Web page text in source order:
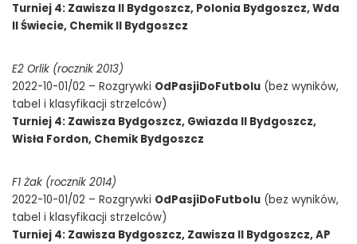
Turniej 4: Zawisza II Bydgoszcz, Polonia Bydgoszcz, Wda
II Świecie, Chemik II Bydgoszcz
E2 Orlik (rocznik 2013)
2022-10-01/02 – Rozgrywki OdPasjiDoFutbolu (bez wyników,
tabel i klasyfikacji strzelców)
Turniej 4: Zawisza Bydgoszcz, Gwiazda II Bydgoszcz,
Wisła Fordon, Chemik Bydgoszcz
F1 Żak (rocznik 2014)
2022-10-01/02 – Rozgrywki OdPasjiDoFutbolu (bez wyników,
tabel i klasyfikacji strzelców)
Turniej 4: Zawisza Bydgoszcz, Zawisza II Bydgoszcz, AP